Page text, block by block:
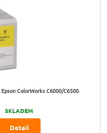
ColorWorks C6000/C6500.
SKLADEM
Detail